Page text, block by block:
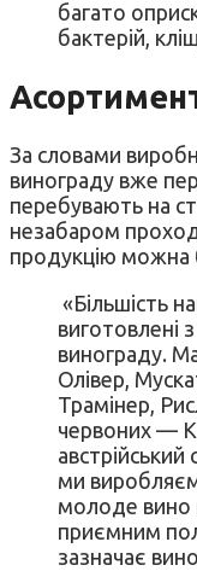
багато
бактерій,
За словами
винограду вже
перебувають на
незабаром
продукцію можна
«Більшість
виготовлені
винограду.
Олівер,
Трамінер,
червоних —
ми
молоде вино
приємним
зазначає